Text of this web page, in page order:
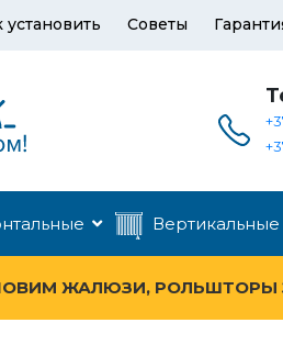
установить Советы
Вертикальные
ЖАЛЮЗИ, РОЛЬШТОРЫ